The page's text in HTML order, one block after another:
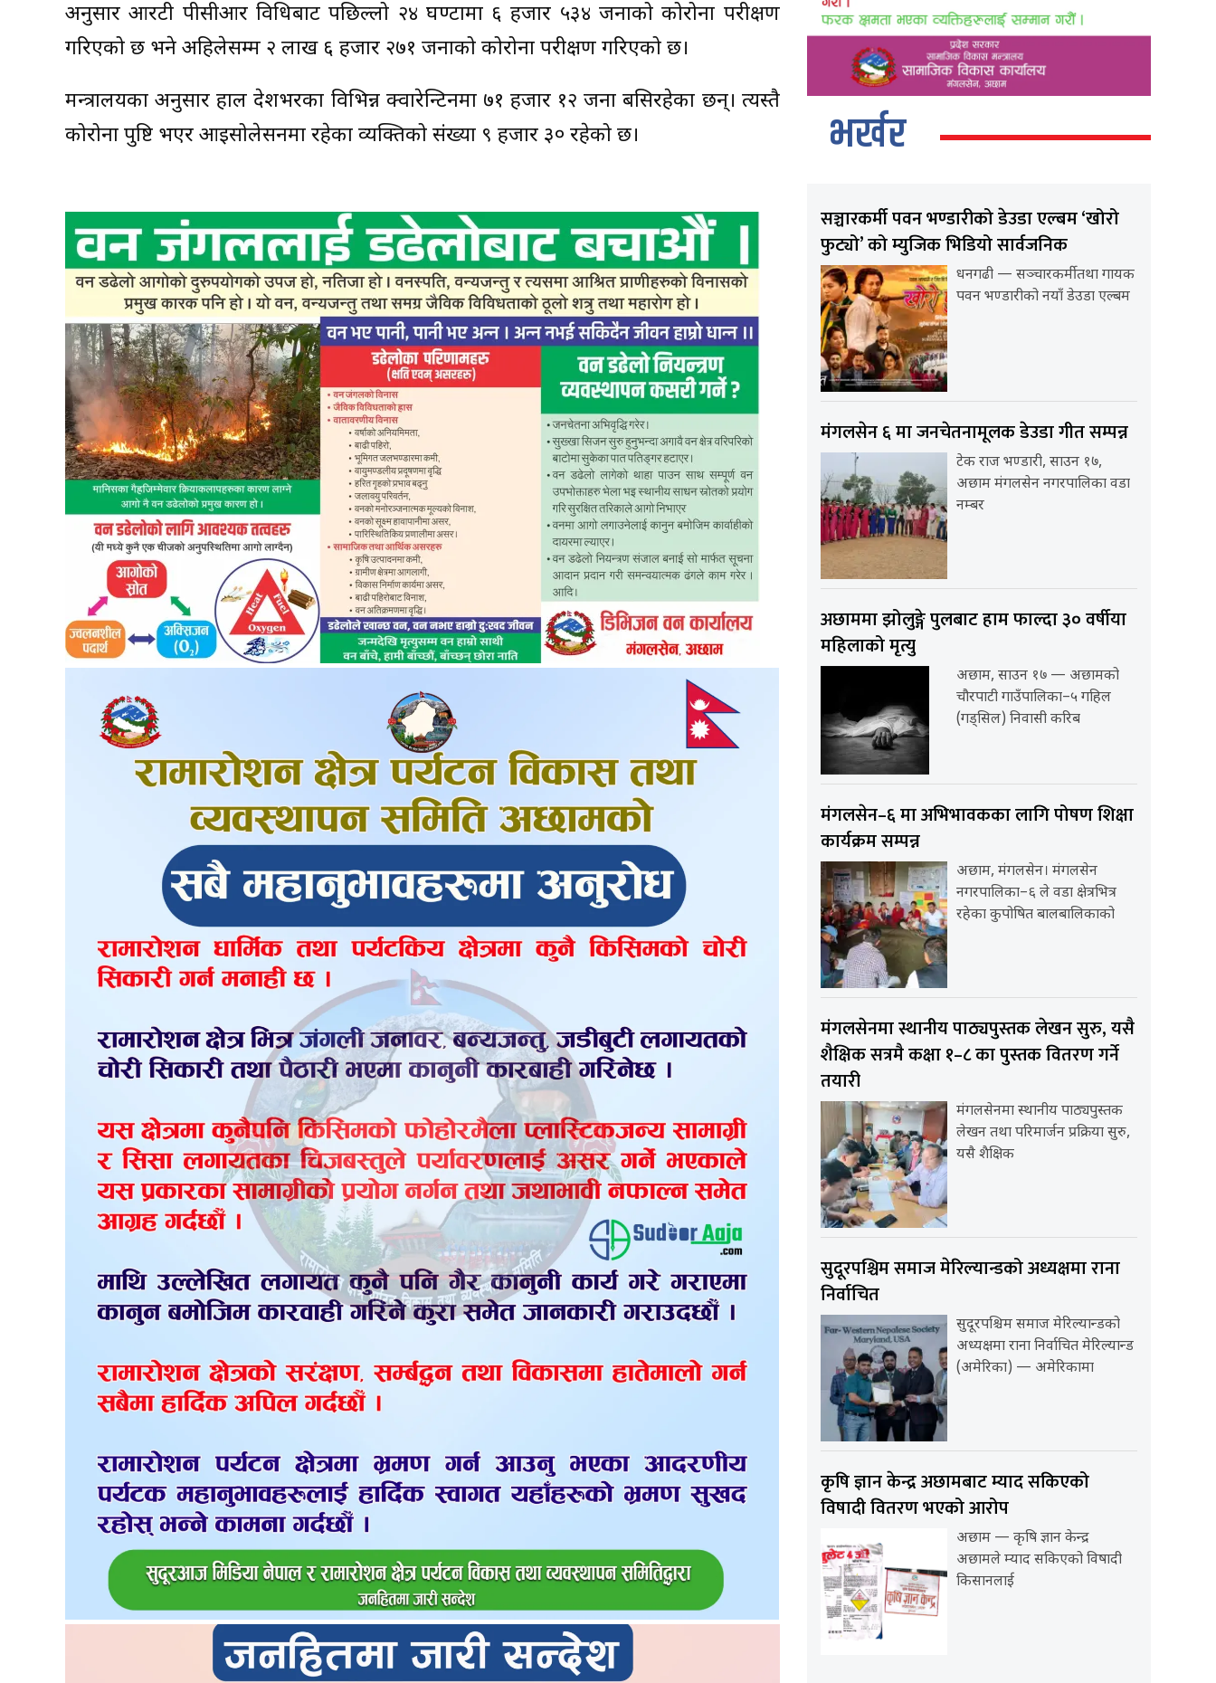
अनुसार आरटी पीसीआर विधिबाट पछिल्लो २४ घण्टामा ६ हजार ५३४ जनाको कोरोना परीक्षण
गरिएको छ भने अहिलेसम्म २ लाख ६ हजार २७१ जनाको कोरोना परीक्षण गरिएको छ।
मन्त्रालयका अनुसार हाल देशभरका विभिन्न क्वारेन्टिनमा ७१ हजार १२ जना बसिरहेका छन्। त्यस्तै
कोरोना पुष्टि भएर आइसोलेसनमा रहेका व्यक्तिको संख्या ९ हजार ३० रहेको छ।
भर्खर
सञ्चारकर्मी पवन भण्डारीको डेउडा एल्बम ‘खोरो
फुट्यो’ को म्युजिक भिडियो सार्वजनिक
धनगढी — सञ्चारकर्मी तथा गायक
पवन भण्डारीको नयाँ डेउडा एल्बम
मंगलसेन ६ मा जनचेतनामूलक डेउडा गीत सम्पन्न
टेक राज भण्डारी, साउन १७,
अछाम मंगलसेन नगरपालिका वडा
नम्बर
अछाममा झोलुङ्गे पुलबाट हाम फाल्दा ३० वर्षीया
महिलाको मृत्यु
अछाम, साउन १७ — अछामको
चौरपाटी गाउँपालिका–५ गहिल
(गड्सिल) निवासी करिब
मंगलसेन–६ मा अभिभावकका लागि पोषण शिक्षा
कार्यक्रम सम्पन्न
अछाम, मंगलसेन। मंगलसेन
नगरपालिका–६ ले वडा क्षेत्रभित्र
रहेका कुपोषित बालबालिकाको
मंगलसेनमा स्थानीय पाठ्यपुस्तक लेखन सुरु, यसै
शैक्षिक सत्रमै कक्षा १–८ का पुस्तक वितरण गर्ने
तयारी
मंगलसेनमा स्थानीय पाठ्यपुस्तक
लेखन तथा परिमार्जन प्रक्रिया सुरु,
यसै शैक्षिक
सुदूरपश्चिम समाज मेरिल्यान्डको अध्यक्षमा राना
निर्वाचित
सुदूरपश्चिम समाज मेरिल्यान्डको
अध्यक्षमा राना निर्वाचित मेरिल्यान्ड
(अमेरिका) — अमेरिकामा
कृषि ज्ञान केन्द्र अछामबाट म्याद सकिएको
विषादी वितरण भएको आरोप
अछाम — कृषि ज्ञान केन्द्र
अछामले म्याद सकिएको विषादी
किसानलाई